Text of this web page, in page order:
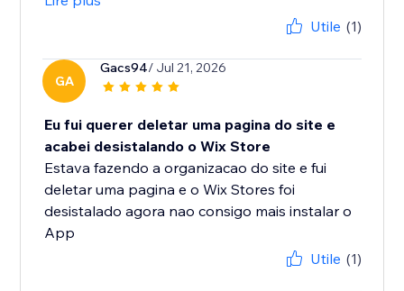
Utile (1)
GA
Gacs94/ Jul 21, 2026
Eu fui querer deletar uma pagina do site e
acabei desistalando o Wix Store
Estava fazendo a organizacao do site e fui
deletar uma pagina e o Wix Stores foi
desistalado agora nao consigo mais instalar o
App
Utile (1)